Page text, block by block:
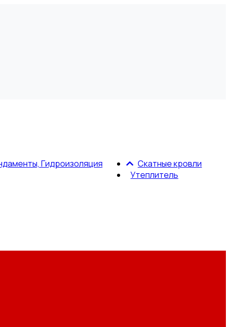
Гидроизоляция
Скатные кровли
Утеплитель